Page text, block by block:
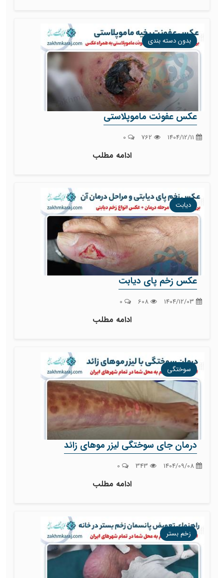
بدون دسته بندی
عکس عفونت ماموپلاستی
ادامه مطلب
دیابت
عکس زخم پای دیابت
ادامه مطلب
سوختگی
درمان جای سوختگی لیزر موهای زائد
ادامه مطلب
زخم بستر